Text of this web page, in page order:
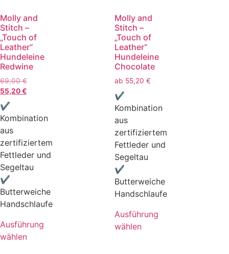
Molly and
Stitch –
„Touch of
Leather“
Hundeleine
Redwine
69,00€
55,20€
✔
Kombination
aus
zertifiziertem
Fettleder und
Segeltau
✔
Butterweiche
Handschlaufe
Ausführung
wählen
Molly and
Stitch –
„Touch of
Leather“
Hundeleine
Chocolate
ab 55,20 €
✔
Kombination
aus
zertifiziertem
Fettleder und
Segeltau
✔
Butterweiche
Handschlaufe
Ausführung
wählen